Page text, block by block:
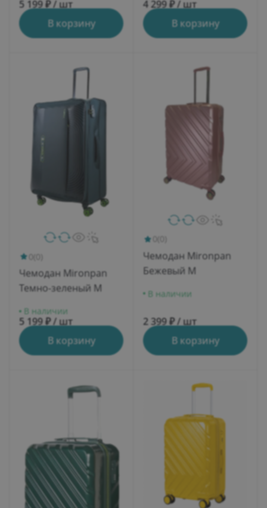
5 199 ₽ / шт
В корзину
4 299 ₽ / шт
В корзину
0(0)
Чемодан Mironpan
Темно-зеленый M
В наличии
5 199 ₽ / шт
В корзину
0(0)
Чемодан Mironpan
Бежевый M
В наличии
2 399 ₽ / шт
В корзину